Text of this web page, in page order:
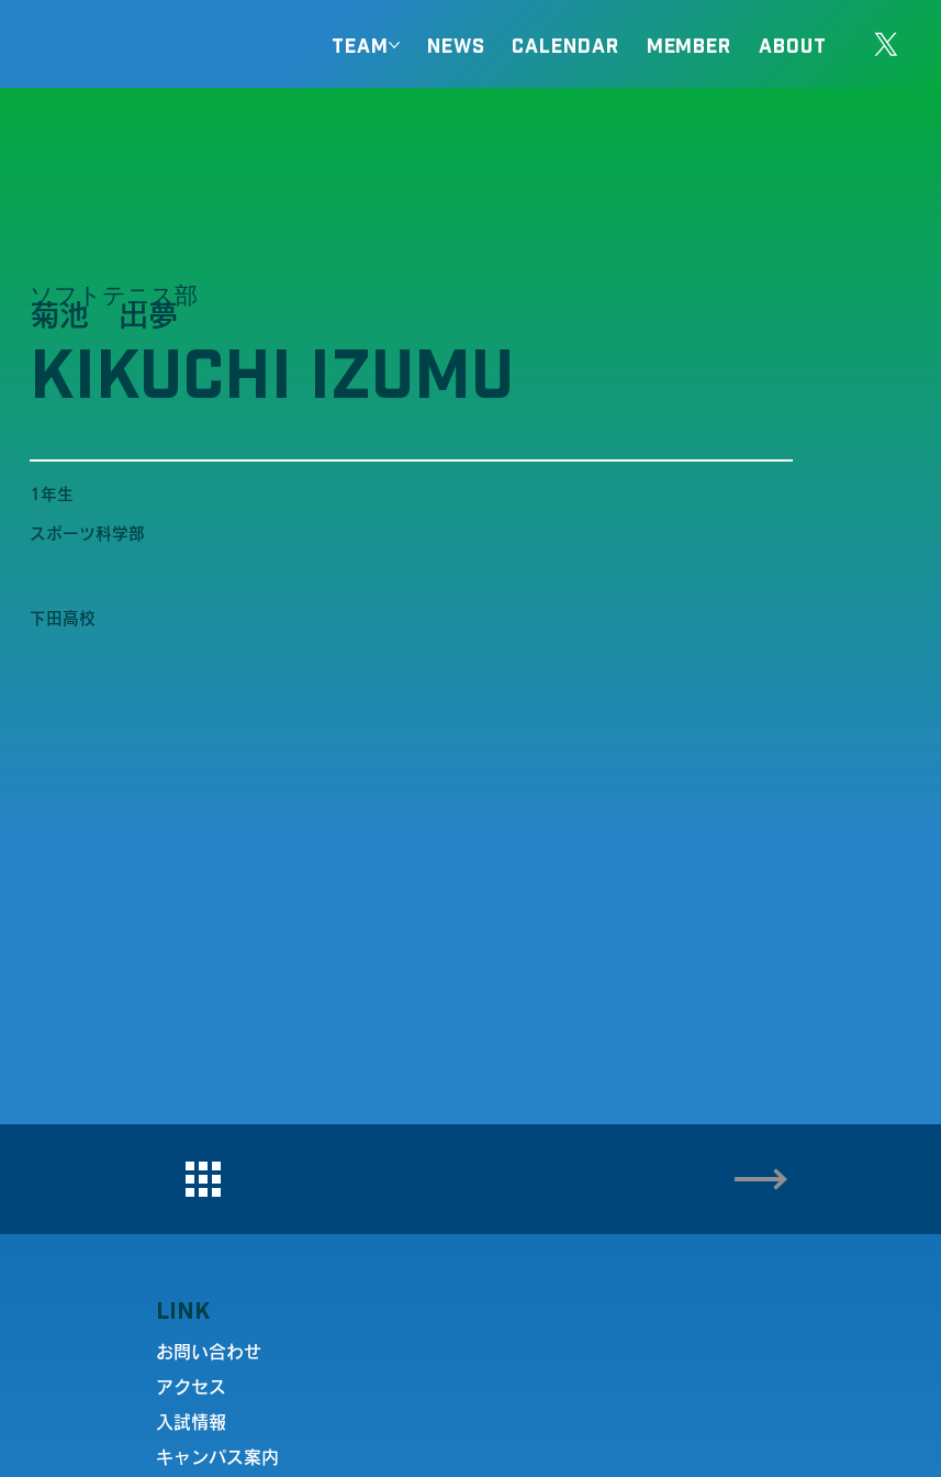
TEAM NEWS CALENDAR MEMBER ABOUT
ソフトテニス部
菊池 出夢
KIKUCHI IZUMU
1年生
スポーツ科学部
下田高校
LINK
お問い合わせ
アクセス
入試情報
キャンパス案内